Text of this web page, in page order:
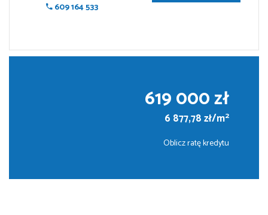
609 164 533
619 000 zł
6 877,78 zł/m2
Oblicz ratę kredytu